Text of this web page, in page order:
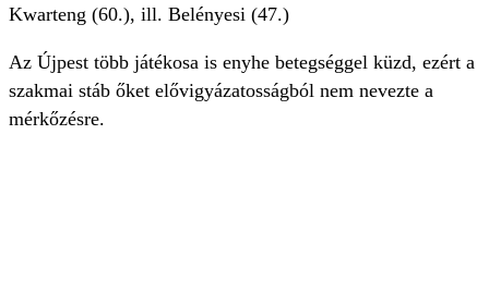
Kwarteng (60.), ill. Belényesi (47.)
Az Újpest több játékosa is enyhe betegséggel küzd, ezért a
szakmai stáb őket elővigyázatosságból nem nevezte a
mérkőzésre.